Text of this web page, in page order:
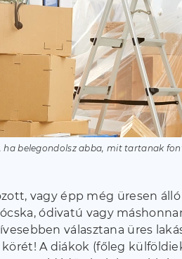
belegondolsz abba, mit tartanak
vagy épp még üresen
ódivatú vagy
választana üres
A diákok (főleg